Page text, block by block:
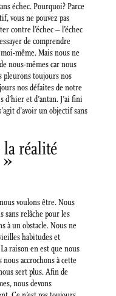
échec. Pourquoi? Parce
vous ne pouvez pas
contre l’échec – l’échec
de comprendre
même. Mais nous ne
nous-mêmes car nous
pleurons toujours nos
nos défaites de notre
d’hier et d’antan. J’ai fini
d’avoir un objectif sans
la réalité
»
voulons être. Nous
sans relâche pour les
à un obstacle. Nous ne
habitudes et
raison en est que nous
accrochons à cette
sert plus. Afin de
nous devons